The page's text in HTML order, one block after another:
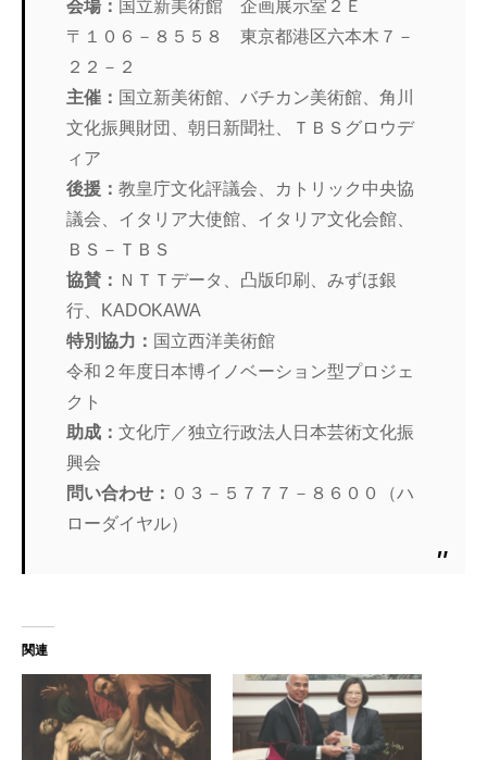
会場： 国立新美術館 企画展示室２Ｅ
〒１０６－８５５８ 東京都港区六本木７－
２２－２
主催： 国立新美術館、バチカン美術館、角川
文化振興財団、朝日新聞社、ＴＢＳグロウデ
ィア
後援：教皇庁文化評議会、カトリック中央協
議会、イタリア大使館、イタリア文化会館、
ＢＳ－ＴＢＳ
協賛： ＮＴＴデータ、凸版印刷、みずほ銀
行、KADOKAWA
特別協力： 国立西洋美術館
令和２年度日本博イノベーション型プロジェ
クト
助成：文化庁／独立行政法人日本芸術文化振
興会
問い合わせ： ０３－５７７７－８６００（ハ
ローダイヤル）
関連